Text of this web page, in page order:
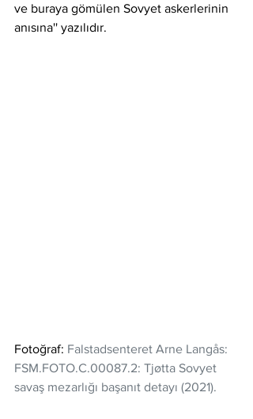
ve buraya gömülen Sovyet askerlerinin
anısına'' yazılıdır.
Fotoğraf: Falstadsenteret Arne Langås:
FSM.FOTO.C.00087.2: Tjøtta Sovyet
savaş mezarlığı başanıt detayı (2021).